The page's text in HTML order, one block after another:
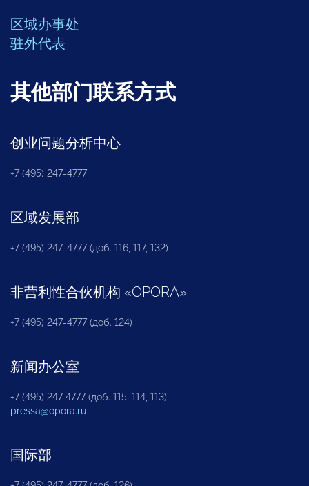
区域办事处
驻外代表
其他部门联系方式
创业问题分析中心
+7 (495) 247-4777
区域发展部
+7 (495) 247-4777 (доб. 116, 117, 132)
非营利性合伙机构 «OPORA»
+7 (495) 247-4777 (доб. 124)
新闻办公室
+7 (495) 247 4777 (доб. 115, 114, 113)
pressa@opora.ru
国际部